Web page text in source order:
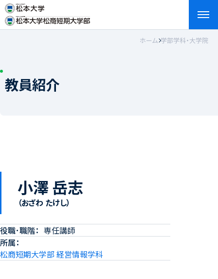
アクセス English
ホーム 学部学科・大学院
教員紹介
小澤 岳志
（おざわ たけし）
役職･職階
専任講師
所属
松商短期大学部 経営情報学科